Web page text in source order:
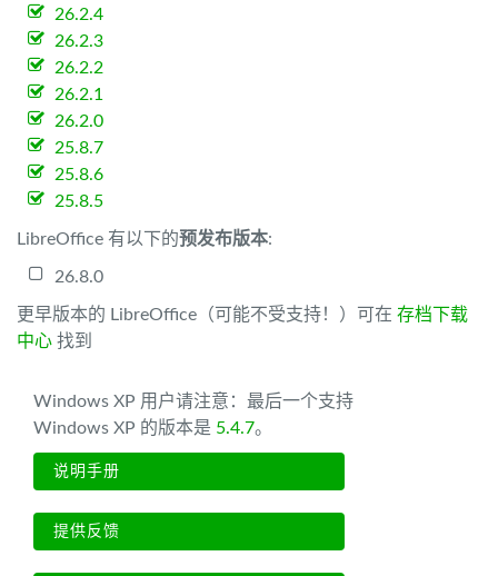
26.2.4
26.2.3
26.2.2
26.2.1
26.2.0
25.8.7
25.8.6
25.8.5
LibreOffice 有以下的预发布版本:
26.8.0
更早版本的 LibreOffice（可能不受支持！）可在 存档下载
中心 找到
Windows XP 用户请注意：最后一个支持
Windows XP 的版本是 5.4.7。
说明手册
提供反馈